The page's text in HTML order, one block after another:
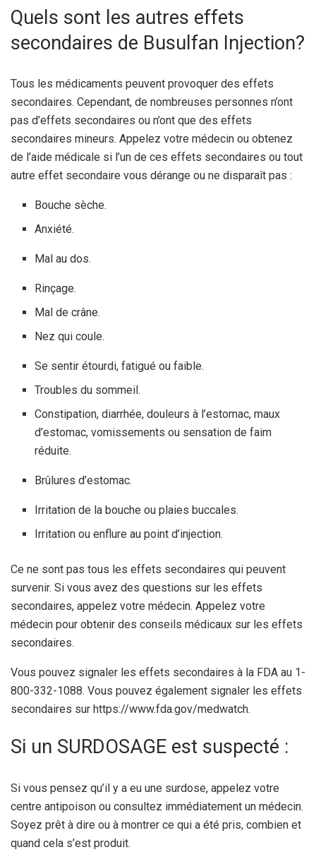
Quels sont les autres effets
secondaires de Busulfan Injection?
Tous les médicaments peuvent provoquer des effets
secondaires. Cependant, de nombreuses personnes n’ont
pas d’effets secondaires ou n’ont que des effets
secondaires mineurs. Appelez votre médecin ou obtenez
de l’aide médicale si l’un de ces effets secondaires ou tout
autre effet secondaire vous dérange ou ne disparaît pas :
Bouche sèche.
Anxiété.
Mal au dos.
Rinçage.
Mal de crâne.
Nez qui coule.
Se sentir étourdi, fatigué ou faible.
Troubles du sommeil.
Constipation, diarrhée, douleurs à l’estomac, maux
d’estomac, vomissements ou sensation de faim
réduite.
Brûlures d’estomac.
Irritation de la bouche ou plaies buccales.
Irritation ou enflure au point d’injection.
Ce ne sont pas tous les effets secondaires qui peuvent
survenir. Si vous avez des questions sur les effets
secondaires, appelez votre médecin. Appelez votre
médecin pour obtenir des conseils médicaux sur les effets
secondaires.
Vous pouvez signaler les effets secondaires à la FDA au 1-
800-332-1088. Vous pouvez également signaler les effets
secondaires sur https://www.fda.gov/medwatch.
Si un SURDOSAGE est suspecté :
Si vous pensez qu’il y a eu une surdose, appelez votre
centre antipoison ou consultez immédiatement un médecin.
Soyez prêt à dire ou à montrer ce qui a été pris, combien et
quand cela s’est produit.